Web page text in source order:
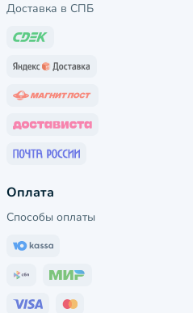
Доставка в СПБ
Оплата
Способы оплаты